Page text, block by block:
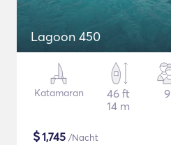
Lagoon 450
Katamaran
46 ft
14 m
9
$1,745 /Nacht